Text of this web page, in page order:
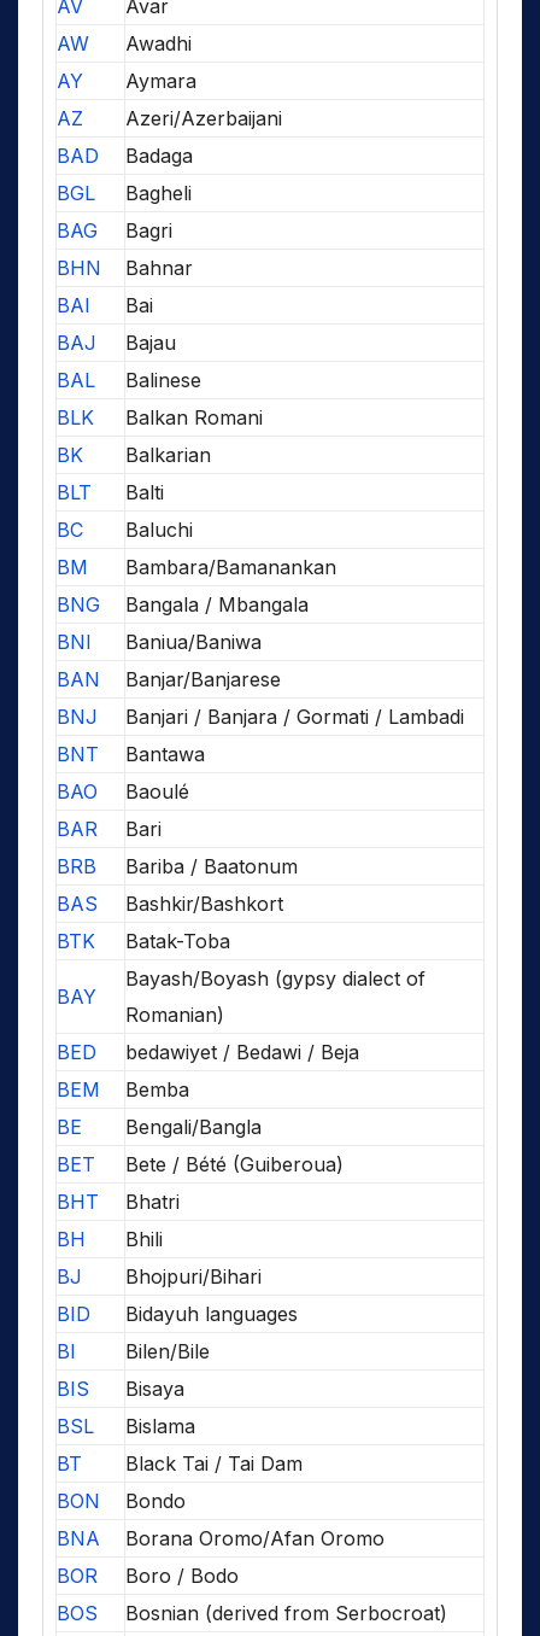
AV
Avar
AW
Awadhi
AY
Aymara
AZ
Azeri/Azerbaijani
BAD
Badaga
BGL
Bagheli
BAG
Bagri
BHN
Bahnar
BAI
Bai
BAJ
Bajau
BAL
Balinese
BLK
Balkan Romani
BK
Balkarian
BLT
Balti
BC
Baluchi
BM
Bambara/Bamanankan
BNG
Bangala / Mbangala
BNI
Baniua/Baniwa
BAN
Banjar/Banjarese
BNJ
Banjari / Banjara / Gormati / Lambadi
BNT
Bantawa
BAO
Baoulé
BAR
Bari
BRB
Bariba / Baatonum
BAS
Bashkir/Bashkort
BTK
Batak-Toba
BAY
Bayash/Boyash (gypsy dialect of
Romanian)
BED
bedawiyet / Bedawi / Beja
BEM
Bemba
BE
Bengali/Bangla
BET
Bete / Bété (Guiberoua)
BHT
Bhatri
BH
Bhili
BJ
Bhojpuri/Bihari
BID
Bidayuh languages
BI
Bilen/Bile
BIS
Bisaya
BSL
Bislama
BT
Black Tai / Tai Dam
BON
Bondo
BNA
Borana Oromo/Afan Oromo
BOR
Boro / Bodo
BOS
Bosnian (derived from Serbocroat)